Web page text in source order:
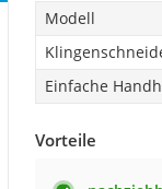
Modell
Einfache
Vorteile